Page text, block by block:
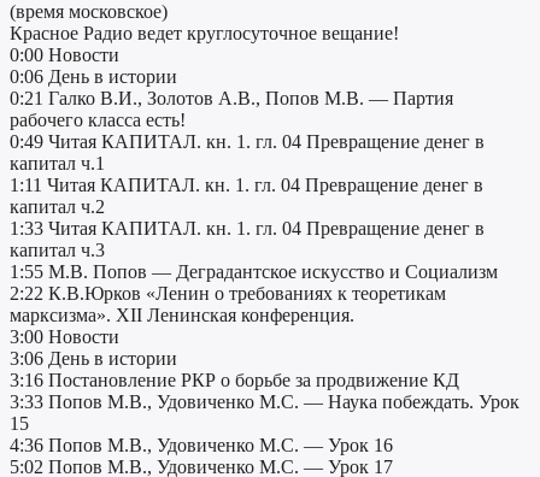
(время московское)
Красное Радио ведет круглосуточное вещание!
0:00 Новости
0:06 День в истории
0:21 Галко В.И., Золотов А.В., Попов М.В. — Партия
рабочего класса есть!
0:49 Читая КАПИТАЛ. кн. 1. гл. 04 Превращение денег в
капитал ч.1
1:11 Читая КАПИТАЛ. кн. 1. гл. 04 Превращение денег в
капитал ч.2
1:33 Читая КАПИТАЛ. кн. 1. гл. 04 Превращение денег в
капитал ч.3
1:55 М.В. Попов — Деградантское искусство и Социализм
2:22 К.В.Юрков «Ленин о требованиях к теоретикам
марксизма». XII Ленинская конференция.
3:00 Новости
3:06 День в истории
3:16 Постановление РКР о борьбе за продвижение КД
3:33 Попов М.В., Удовиченко М.C. — Наука побеждать. Урок
15
4:36 Попов М.В., Удовиченко М.C. — Урок 16
5:02 Попов М.В., Удовиченко М.C. — Урок 17